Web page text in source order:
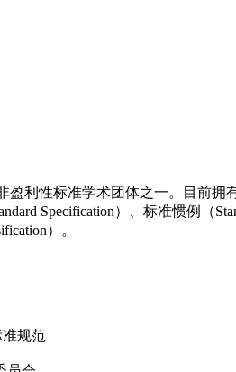
利性标准学术团体之一。目前拥
Specification）、标准惯例（
）。
规范